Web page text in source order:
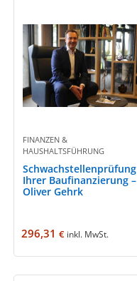
FINANZEN &
HAUSHALTSFÜHRUNG
Schwachstellenprüfung
Ihrer Baufinanzierung –
Oliver Gehrk
296,31€ inkl. MwSt.